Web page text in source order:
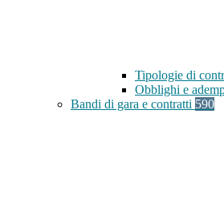
Tipologie di
Obblighi e
Bandi di gara e contratti 590